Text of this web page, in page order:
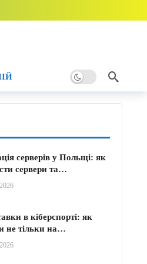
серверів у Польщі: як
сервери та…
в кіберспорті: як
не тільки на…